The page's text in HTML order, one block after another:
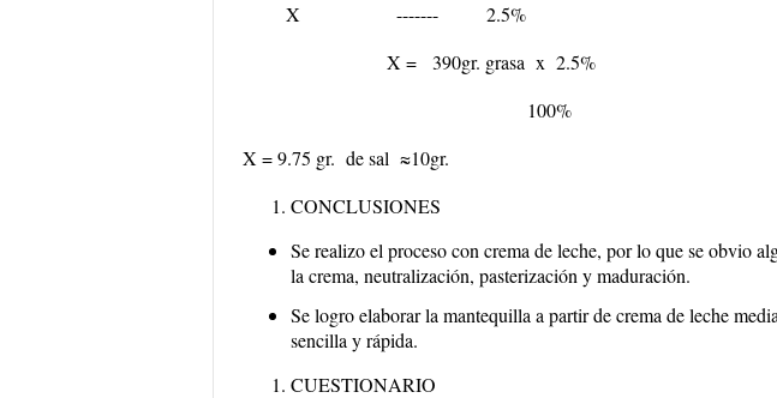
X ------- 2.5%
X = 390gr. grasa x 2.5%
100%
X = 9.75 gr. de sal ≈10gr.
CONCLUSIONES
Se realizo el proceso con crema de leche, por lo que se obvio
la crema, neutralización, pasterización y maduración.
Se logro elaborar la mantequilla a partir de crema de leche
sencilla y rápida.
CUESTIONARIO